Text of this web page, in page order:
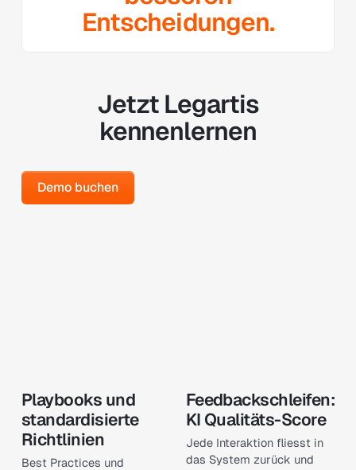
Entscheidungen.
Jetzt Legartis
kennenlernen
Demo buchen
Demo buchen
Playbooks und
standardisierte
Richtlinien
Best Practices und
Feedbackschleifen:
KI Qualitäts-Score
Jede Interaktion fliesst in
das System zurück und